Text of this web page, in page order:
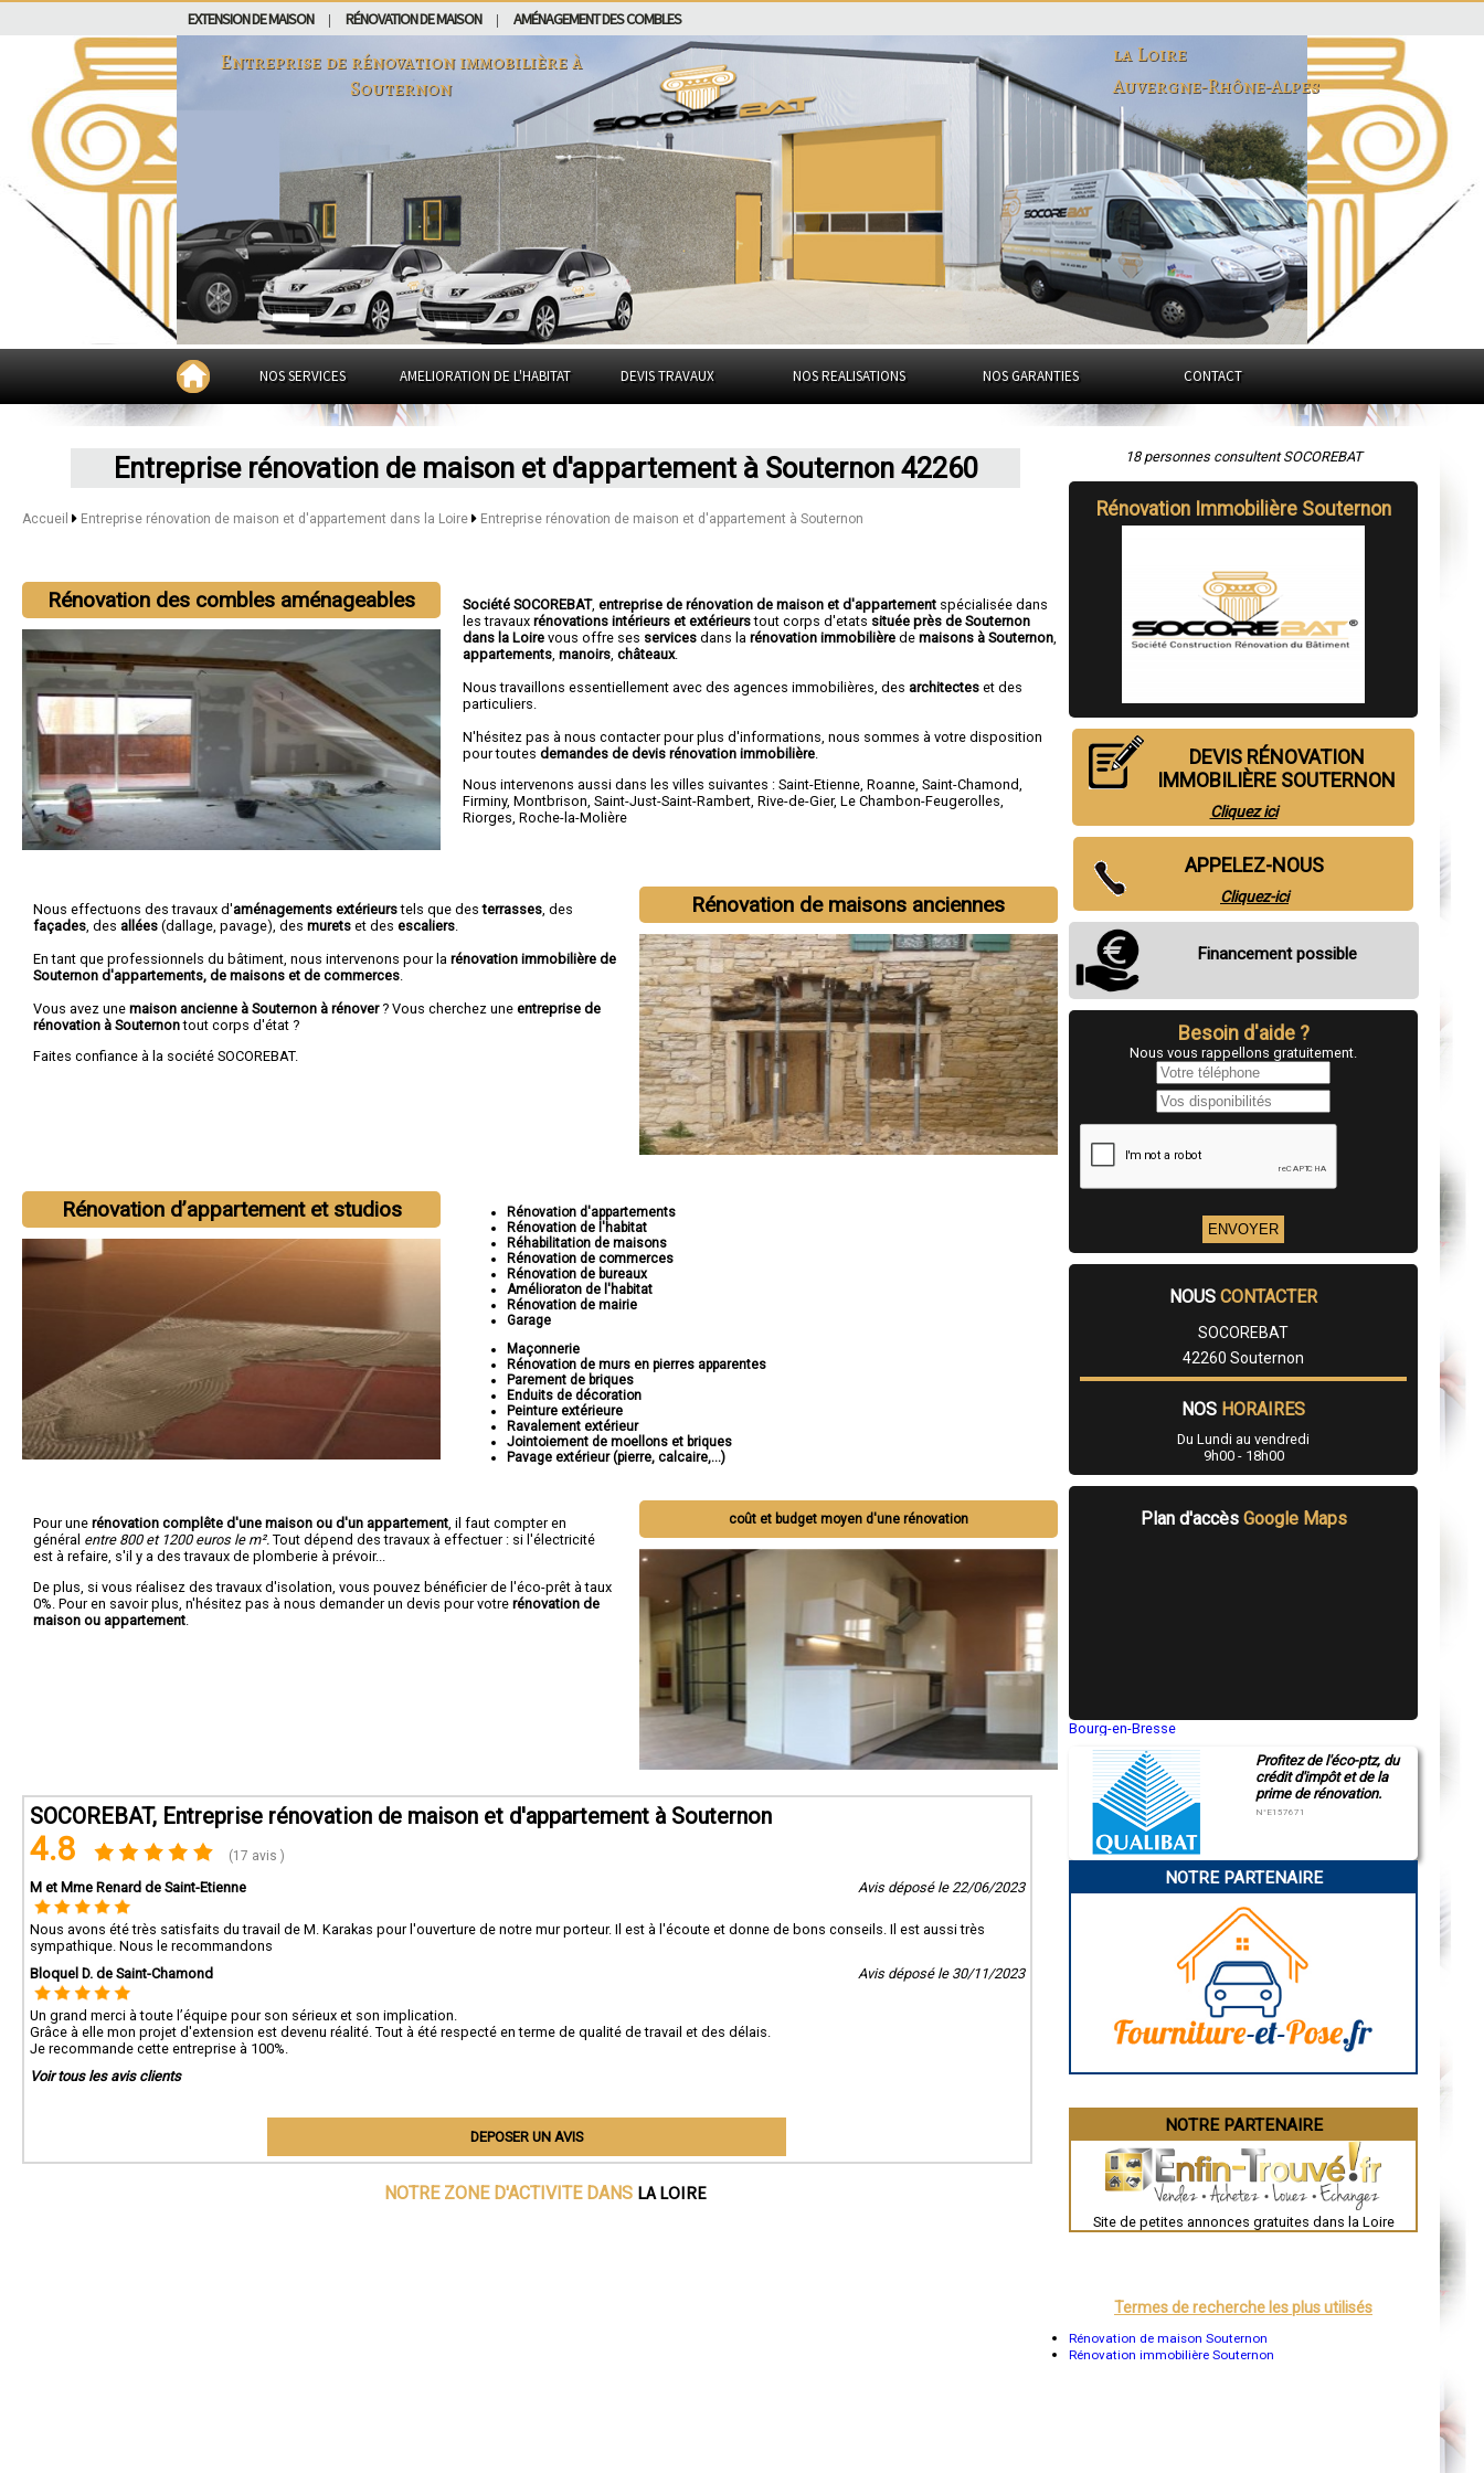
EXTENSION DE MAISON RÉNOVATION DE MAISON AMÉNAGEMENT DES COMBLES
Entreprise de rénovation immobilière à
Souternon
la Loire
Auvergne-Rhône-Alpes
NOS SERVICES AMELIORATION DE L'HABITAT DEVIS TRAVAUX NOS REALISATIONS NOS GARANTIES CONTACT
Entreprise rénovation de maison et d'appartement à Souternon 42260
Accueil Entreprise rénovation de maison et d'appartement dans la Loire Entreprise rénovation de maison et d'appartement à Souternon
Rénovation des combles aménageables Société SOCOREBAT,entreprise de rénovation de maison et d'appartement spécialisée dans
les travauxrénovations intérieurs et extérieurstout corps d'etats située près de Souternon
dans la Loirevous offre ses services dans larénovation immobilière demaisons à Souternon
appartements ,manoirs ,châteaux.
Nous travaillons essentiellement avec des agences immobilières, des architectes et des
particuliers.
N'hésitez pas à nous contacter pour plus d'informations, nous sommes à votre disposition
pour toutesdemandes de devis rénovation immobilière
Nous intervenons aussi dans les villes suivantes :Saint-Etienne ,Roanne ,Saint-Chamond
Firminy,Montbrison ,Saint-Just-Saint-Rambert ,Rive-de-Gier,Le Chambon-Feugerolles
Riorges ,Roche-la-Molière
Rénovation de maisons anciennes
Nous effectuons des travaux d'aménagements extérieurstels que desterrasses , des
façades , des allées (dallage, pavage), des murets et des escaliers
En tant que professionnels du bâtiment, nous intervenons pour la rénovation immobilière de
Souternon d'appartements, de maisons et de commerces
Vous avez une maison ancienne à Souternon à rénover? Vous cherchez une entreprise de
rénovation à Souternontout corps d'état ?
Faites confiance à la société SOCOREBAT.
Rénovation d’appartement et studios
Rénovation d'appartements
Rénovation de l'habitat
Réhabilitation de maisons
Rénovation de commerces
Rénovation de bureaux
Amélioraton de l'habitat
Rénovation de mairie
Garage
Maçonnerie
Rénovation de murs en pierres apparentes
Parement de briques
Enduits de décoration
Peinture extérieure
Ravalement extérieur
Jointoiement de moellons et briques
Pavage extérieur (pierre, calcaire,...)
coût et budget moyen d'une rénovation
Pour une rénovation complête d'une maison ou d'un appartement , il faut compter en
général entre 800 et 1200 euros le m². Tout dépend des travaux à effectuer : si l'électricité
est à refaire, s'il y a des travaux de plomberie à prévoir...
De plus, si vous réalisez des travaux d'isolation, vous pouvez bénéficier de l'éco-prêt à taux
0%. Pour en savoir plus, n'hésitez pas à nous demander un devis pour votre rénovation de
maison ou appartement
SOCOREBAT, Entreprise rénovation de maison et d'appartement à Souternon
4.8 (17 avis )
M et Mme Renard de Saint-Etienne Avis déposé le 22/06/2023
Nous avons été très satisfaits du travail de M. Karakas pour l'ouverture de notre mur porteur. Il est à l'écoute et donne de bons conseils. Il est aussi très
sympathique. Nous le recommandons
Bloquel D. de Saint-Chamond
Avis déposé le 30/11/2023
Un grand merci à toute l’équipe pour son sérieux et son implication.
Grâce à elle mon projet d'extension est devenu réalité. Tout à été respecté en terme de qualité de travail et des délais.
Je recommande cette entreprise à 100%.
Voir tous les avis clients
DEPOSER UN AVIS
NOTRE ZONE D'ACTIVITE DANS LA LOIRE
18 personnes consultent SOCOREBAT
Rénovation Immobilière Souternon
DEVIS RÉNOVATION
IMMOBILIÈRE SOUTERNON
Cliquez ici
APPELEZ-NOUS
Cliquez-ici
Financement possible
Besoin d'aide ?
Nous vous rappellons gratuitement.
NOUS CONTACTER
SOCOREBAT
42260 Souternon
NOS HORAIRES
Du Lundi au vendredi
9h00 - 18h00
Plan d'accès Google Maps
Bourg-en-Bresse
Montluçon
Manosque
Gap
Charleville-Mézières
Pamiers
Narbonne
Brive-la-Gaillarde
Guéret
Besançon
Évreux
Chartres
Nîmes
Auch
Dole
Mont-de-Marsan
Profitez de l'éco-ptz, du
crédit d'impôt et de la
prime de rénovation.
N°E157671
NOTRE PARTENAIRE
NOTRE PARTENAIRE
Site de petites annonces gratuites dans la Loire
Termes de recherche les plus utilisés
Rénovation de maison Souternon
Rénovation immobilière Souternon